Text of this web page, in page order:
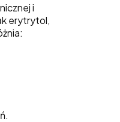
i
erytrytol,